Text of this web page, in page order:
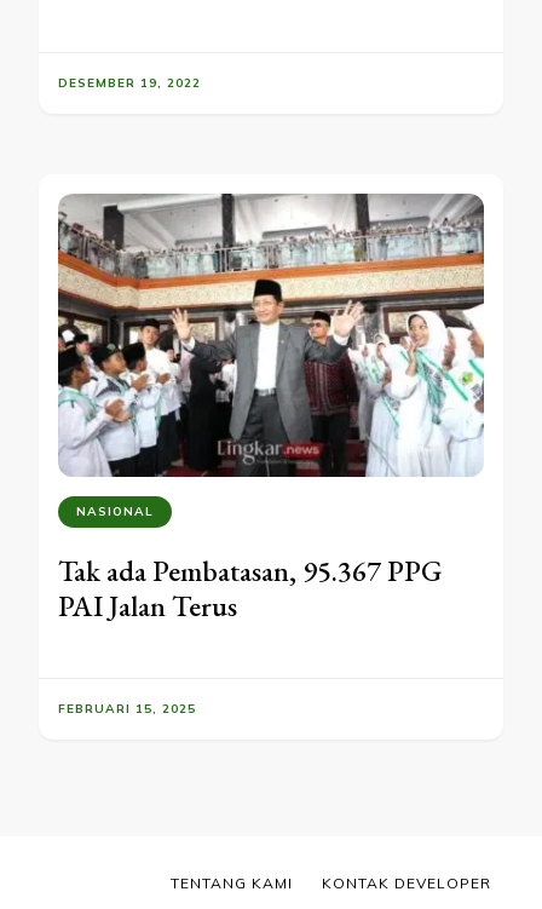
DESEMBER 19, 2022
NASIONAL
Tak ada Pembatasan, 95.367 PPG
PAI Jalan Terus
FEBRUARI 15, 2025
TENTANG KAMI KONTAK DEVELOPER